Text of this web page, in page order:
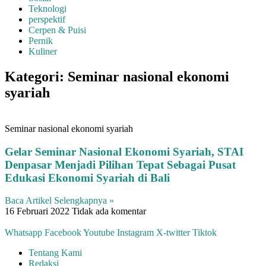
Teknologi
perspektif
Cerpen & Puisi
Pernik
Kuliner
Kategori: Seminar nasional ekonomi
syariah
Seminar nasional ekonomi syariah
Gelar Seminar Nasional Ekonomi Syariah, STAI
Denpasar Menjadi Pilihan Tepat Sebagai Pusat
Edukasi Ekonomi Syariah di Bali
Baca Artikel Selengkapnya »
16 Februari 2022 Tidak ada komentar
Whatsapp FacebookYoutube Instagram X-twitter Tiktok
Tentang Kami
Redaksi